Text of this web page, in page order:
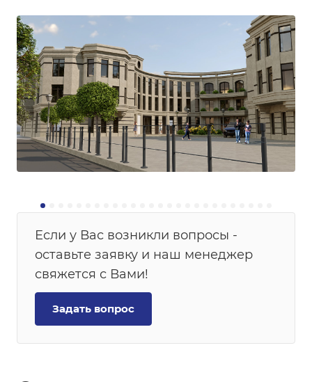
Если у Вас возникли вопросы -
оставьте заявку и наш менеджер
свяжется с Вами!
Задать вопрос